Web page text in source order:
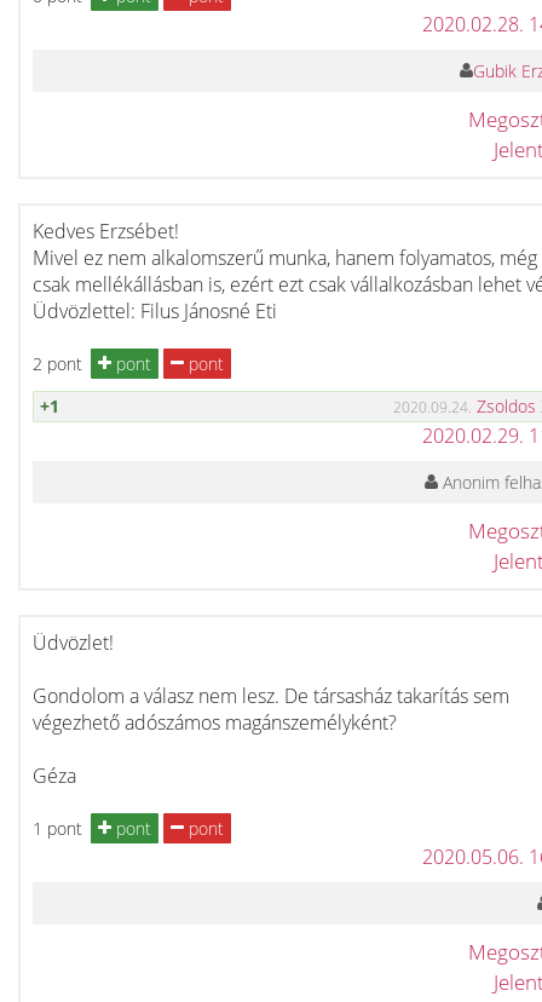
2020.02.28.
Gubik
Kedves Erzsébet!
Mivel ez nem alkalomszerű munka, hanem folyamatos, még
csak mellékállásban is, ezért ezt csak vállalkozásban lehet
Üdvözlettel: Filus Jánosné Eti
2 pont pont
pont
+1
2020.09.24. Zsoldos
2020.02.29.
Anonim
Üdvözlet!
Gondolom a válasz nem lesz. De társasház takarítás sem
végezhető adószámos magánszemélyként?
Géza
1 pont pont pont
2020.05.06.